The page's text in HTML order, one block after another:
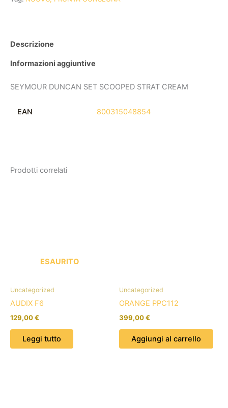
Descrizione
Informazioni aggiuntive
SEYMOUR DUNCAN SET SCOOPED STRAT CREAM
EAN 800315048854
Prodotti correlati
ESAURITO
Uncategorized
AUDIX F6
129,00€
Leggi tutto
Uncategorized
ORANGE PPC112
399,00€
Aggiungi al carrello